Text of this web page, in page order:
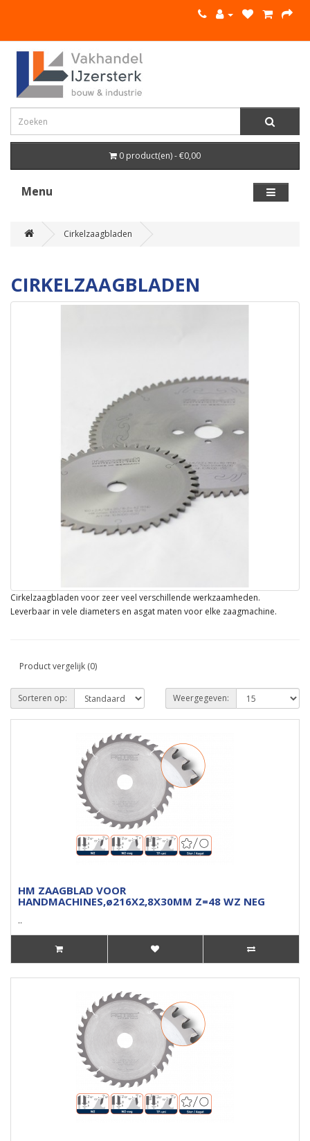
0 product(en) - €0,00
Menu
Cirkelzaagbladen
CIRKELZAAGBLADEN
Cirkelzaagbladen voor zeer veel verschillende werkzaamheden.
Leverbaar in vele diameters en asgat maten voor elke zaagmachine.
Product vergelijk (0)
Sorteren op: Weergegeven:
HM ZAAGBLAD VOOR
HANDMACHINES,ø216X2,8X30MM Z=48 WZ NEG
..